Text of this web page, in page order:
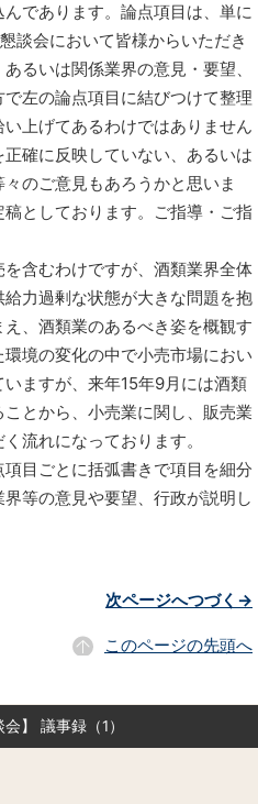
であります。論点項目は、単に
談会において皆様からいただき
るいは関係業界の意見・要望、
左の論点項目に結びつけて整理
上げてあるわけではありません
確に反映していない、あるいは
のご意見もあろうかと思いま
としております。ご指導・ご指
含むわけですが、酒類業界全体
力過剰な状態が大きな問題を抱
、酒類業のあるべき姿を概観す
境の変化の中で小売市場におい
ますが、来年15年9月には酒類
とから、小売業に関し、販売業
流れになっております。
目ごとに括弧書きで項目を細分
等の意見や要望、行政が説明し
次ページへつづく→
このページの先頭へ
】 議事録（1）